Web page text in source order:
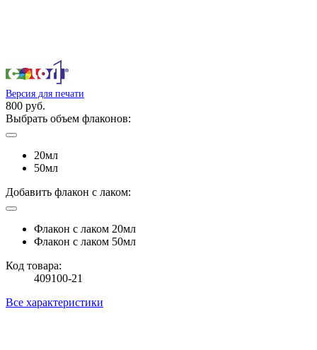
Версия для печати
800 руб.
Выбрать объем флаконов:
20мл
50мл
Добавить флакон с лаком:
Флакон с лаком 20мл
Флакон с лаком 50мл
Код товара:
409100-21
Все характеристики